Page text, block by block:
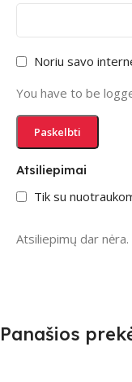
Atsiliepimai
Tik su
Atsiliepimų dar nėra.
Noriu savo
You have to be
Panašios